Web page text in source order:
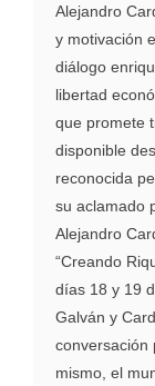
Alejandro
y motivación
diálogo
libertad
que promete
disponible
reconocida
su aclamado
Alejandro
“Creando
días 18 y 19
Galván y
conversación
mismo, el